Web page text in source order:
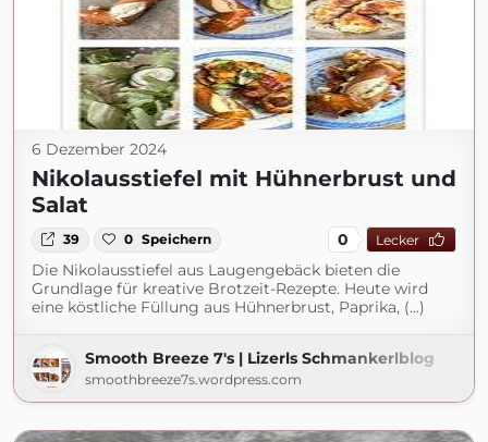
6 Dezember 2024
Nikolausstiefel mit Hühnerbrust und
Salat
39 0 Speichern 0 Lecker
Die Nikolausstiefel aus Laugengebäck bieten die
Grundlage für kreative Brotzeit-Rezepte. Heute wird
eine köstliche Füllung aus Hühnerbrust, Paprika, (...)
Smooth Breeze 7's | Lizerls Schmankerlblog
smoothbreeze7s.wordpress.com